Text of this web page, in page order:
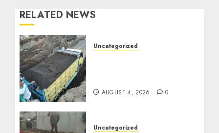
RELATED NEWS
Uncategorized
AUGUST 4, 2026 0
Uncategorized